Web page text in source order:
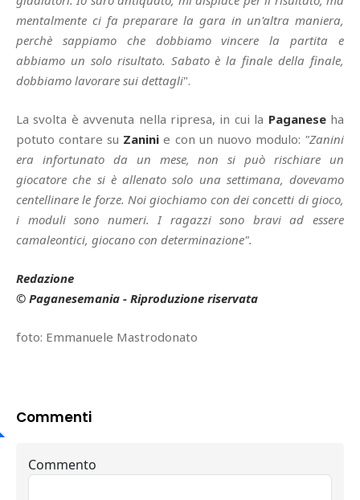
mentalmente ci fa preparare la gara in un'altra maniera,
perchè sappiamo che dobbiamo vincere la partita e
abbiamo un solo risultato. Sabato è la finale della finale,
dobbiamo lavorare sui dettagli".
La svolta è avvenuta nella ripresa, in cui la Paganese ha
potuto contare su Zaninie con un nuovo modulo: "Zanini
era infortunato da un mese, non si può rischiare un
giocatore che si è allenato solo una settimana, dovevamo
centellinare le forze. Noi giochiamo con dei concetti di gioco,
i moduli sono numeri. I ragazzi sono bravi ad essere
camaleontici, giocano con determinazione".
Redazione
© Paganesemania - Riproduzione riservata
foto: Emmanuele Mastrodonato
Commenti